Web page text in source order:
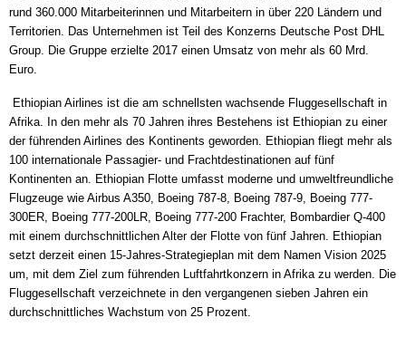
rund 360.000 Mitarbeiterinnen und Mitarbeitern in über 220 Ländern und
Territorien. Das Unternehmen ist Teil des Konzerns Deutsche Post DHL
Group. Die Gruppe erzielte 2017 einen Umsatz von mehr als 60 Mrd.
Euro.
Ethiopian Airlines ist die am schnellsten wachsende Fluggesellschaft in
Afrika. In den mehr als 70 Jahren ihres Bestehens ist Ethiopian zu einer
der führenden Airlines des Kontinents geworden. Ethiopian fliegt mehr als
100 internationale Passagier- und Frachtdestinationen auf fünf
Kontinenten an. Ethiopian Flotte umfasst moderne und umweltfreundliche
Flugzeuge wie Airbus A350, Boeing 787-8, Boeing 787-9, Boeing 777-
300ER, Boeing 777-200LR, Boeing 777-200 Frachter, Bombardier Q-400
mit einem durchschnittlichen Alter der Flotte von fünf Jahren. Ethiopian
setzt derzeit einen 15-Jahres-Strategieplan mit dem Namen Vision 2025
um, mit dem Ziel zum führenden Luftfahrtkonzern in Afrika zu werden. Die
Fluggesellschaft verzeichnete in den vergangenen sieben Jahren ein
durchschnittliches Wachstum von 25 Prozent.